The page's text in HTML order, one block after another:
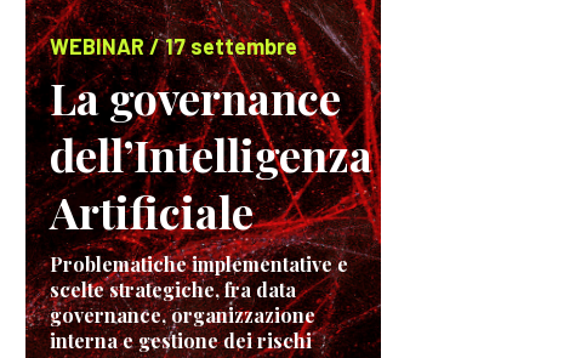
WEBINAR / 17 settembre
La governance
dell’Intelligenza
Artificiale
Problematiche implementative e
scelte strategiche, fra data
governance, organizzazione
interna e gestione dei rischi